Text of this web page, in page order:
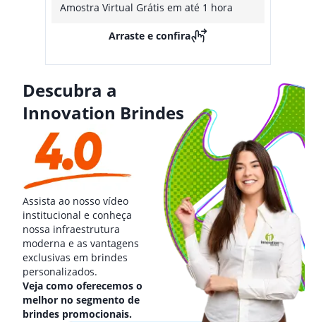
Amostra Virtual Grátis em até 1 hora
Arraste e confira
Descubra a
Innovation Brindes
Assista ao nosso vídeo
institucional e conheça
nossa infraestrutura
moderna e as vantagens
exclusivas em brindes
personalizados.
Veja como oferecemos o
melhor no segmento de
brindes promocionais.